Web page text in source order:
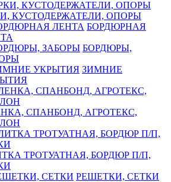
КУСТОДЕРЖАТЕЛИ, ОПОРЫ
БОРДЮРНАЯ
БОРДЮРЫ,
ЗИМНИЕ
СПАНБОНД, АГРОТЕКС,
ТРОТУАТНАЯ, БОРДЮР П/П,
РЕШЕТКИ, СЕТКИ